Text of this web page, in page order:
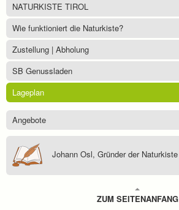
NATURKISTE TIROL
Wie funktioniert die Naturkiste?
Zustellung | Abholung
SB Genussladen
Lageplan
Angebote
Johann Osl, Gründer der Naturkiste
ZUM SEITENANFANG